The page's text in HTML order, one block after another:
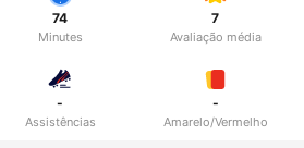
74
Minutes
7
Avaliação média
-
Assistências
-
Amarelo/Vermelho